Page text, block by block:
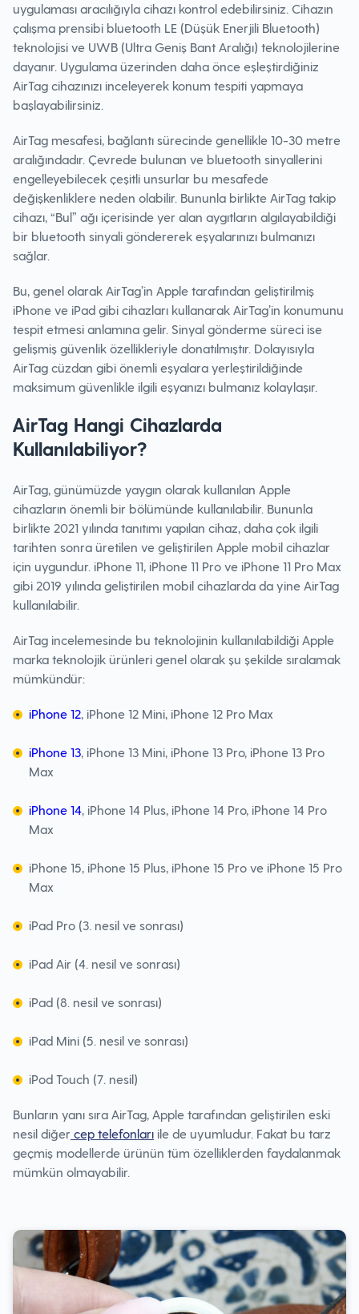
uygulaması aracılığıyla cihazı kontrol edebilirsiniz. Cihazın
çalışma prensibi bluetooth LE (Düşük Enerjili Bluetooth)
teknolojisi ve UWB (Ultra Geniş Bant Aralığı) teknolojilerine
dayanır. Uygulama üzerinden daha önce eşleştirdiğiniz
AirTag cihazınızı inceleyerek konum tespiti yapmaya
başlayabilirsiniz.
AirTag mesafesi, bağlantı sürecinde genellikle 10-30 metre
aralığındadır. Çevrede bulunan ve bluetooth sinyallerini
engelleyebilecek çeşitli unsurlar bu mesafede
değişkenliklere neden olabilir. Bununla birlikte AirTag takip
cihazı, “Bul” ağı içerisinde yer alan aygıtların algılayabildiği
bir bluetooth sinyali göndererek eşyalarınızı bulmanızı
sağlar.
Bu, genel olarak AirTag’in Apple tarafından geliştirilmiş
iPhone ve iPad gibi cihazları kullanarak AirTag’in konumunu
tespit etmesi anlamına gelir. Sinyal gönderme süreci ise
gelişmiş güvenlik özellikleriyle donatılmıştır. Dolayısıyla
AirTag cüzdan gibi önemli eşyalara yerleştirildiğinde
maksimum güvenlikle ilgili eşyanızı bulmanız kolaylaşır.
AirTag Hangi Cihazlarda
Kullanılabiliyor?
AirTag, günümüzde yaygın olarak kullanılan Apple
cihazların önemli bir bölümünde kullanılabilir. Bununla
birlikte 2021 yılında tanıtımı yapılan cihaz, daha çok ilgili
tarihten sonra üretilen ve geliştirilen Apple mobil cihazlar
için uygundur. iPhone 11, iPhone 11 Pro ve iPhone 11 Pro Max
gibi 2019 yılında geliştirilen mobil cihazlarda da yine AirTag
kullanılabilir.
AirTag incelemesinde bu teknolojinin kullanılabildiği Apple
marka teknolojik ürünleri genel olarak şu şekilde sıralamak
mümkündür:
iPhone 12, iPhone 12 Mini, iPhone 12 Pro Max
iPhone 13, iPhone 13 Mini, iPhone 13 Pro, iPhone 13 Pro
Max
iPhone 14, iPhone 14 Plus, iPhone 14 Pro, iPhone 14 Pro
Max
iPhone 15, iPhone 15 Plus, iPhone 15 Pro ve iPhone 15 Pro
Max
iPad Pro (3. nesil ve sonrası)
iPad Air (4. nesil ve sonrası)
iPad (8. nesil ve sonrası)
iPad Mini (5. nesil ve sonrası)
iPod Touch (7. nesil)
Bunların yanı sıra AirTag, Apple tarafından geliştirilen eski
nesil diğer cep telefonları ile de uyumludur. Fakat bu tarz
geçmiş modellerde ürünün tüm özelliklerden faydalanmak
mümkün olmayabilir.